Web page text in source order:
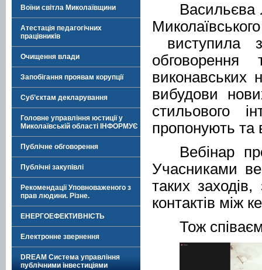
Воїни світла Миколаївщини
Атестація педагогічних
працівників
Очищення влади
Запобігання проявам корупції
Суб’єктам декларування
Головне управління юстиції у
Миколаївській області ІНФОРМУЄ
Публічне обговорення
Публічні закупівлі
Рекомендації Уповноваженого з
прав людини. Різне.
ЕНЕРГОЕФЕКТИВНІСТЬ
Електронне звернення
DREAM Система управління
публічними інвестиціями
Васильєва
виступила
обговорення
виконавських
вибудови
стильового
пропонують та
Вебінар
Учасниками
таких
контактів між
Тож